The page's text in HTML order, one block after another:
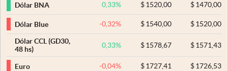
Dólar BNA
0,33% $ 1520,00 $1470,00
Dólar Blue -0,32% $ 1540,00 $1520,00
Dólar CCL (GD30,
48 hs)
0,33% $ 1578,67 $1571,43
Euro -0,04% $ 1727,41 $1726,53